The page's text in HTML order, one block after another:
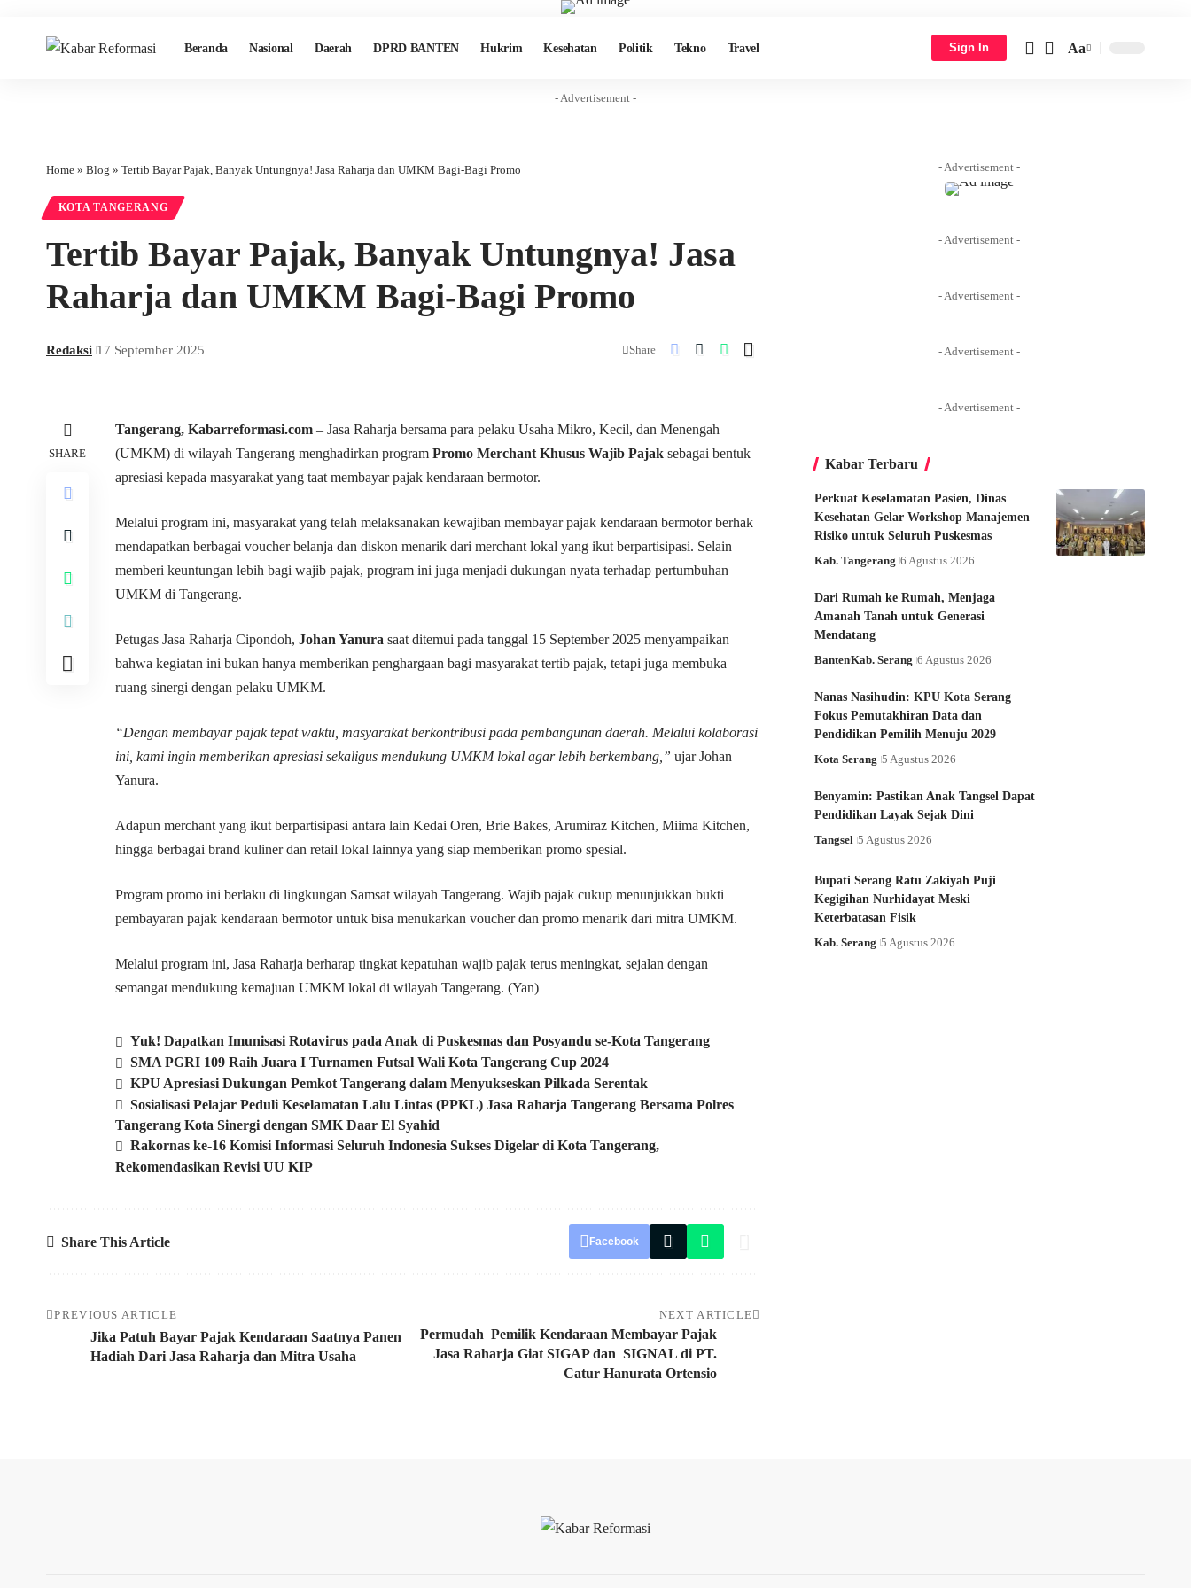
Beranda Nasional Daerah DPRD BANTEN Hukrim Kesehatan Politik Tekno Travel Sign In Aa
- Advertisement -
Home » Blog » Tertib Bayar Pajak, Banyak Untungnya! Jasa Raharja dan UMKM Bagi-Bagi Promo
KOTA TANGERANG
Tertib Bayar Pajak, Banyak Untungnya! Jasa
Raharja dan UMKM Bagi-Bagi Promo
Redaksi 17 September 2025 Share
SHARE
Tangerang, Kabarreformasi.com – Jasa Raharja bersama para pelaku Usaha Mikro, Kecil, dan Menengah
(UMKM) di wilayah Tangerang menghadirkan program Promo Merchant Khusus Wajib Pajak sebagai bentuk
apresiasi kepada masyarakat yang taat membayar pajak kendaraan bermotor.
Melalui program ini, masyarakat yang telah melaksanakan kewajiban membayar pajak kendaraan bermotor berhak
mendapatkan berbagai voucher belanja dan diskon menarik dari merchant lokal yang ikut berpartisipasi. Selain
memberi keuntungan lebih bagi wajib pajak, program ini juga menjadi dukungan nyata terhadap pertumbuhan
UMKM di Tangerang.
Petugas Jasa Raharja Cipondoh, Johan Yanura saat ditemui pada tanggal 15 September 2025 menyampaikan
bahwa kegiatan ini bukan hanya memberikan penghargaan bagi masyarakat tertib pajak, tetapi juga membuka
ruang sinergi dengan pelaku UMKM.
“Dengan membayar pajak tepat waktu, masyarakat berkontribusi pada pembangunan daerah. Melalui kolaborasi
ini, kami ingin memberikan apresiasi sekaligus mendukung UMKM lokal agar lebih berkembang,” ujar Johan
Yanura.
Adapun merchant yang ikut berpartisipasi antara lain Kedai Oren, Brie Bakes, Arumiraz Kitchen, Miima Kitchen,
hingga berbagai brand kuliner dan retail lokal lainnya yang siap memberikan promo spesial.
Program promo ini berlaku di lingkungan Samsat wilayah Tangerang. Wajib pajak cukup menunjukkan bukti
pembayaran pajak kendaraan bermotor untuk bisa menukarkan voucher dan promo menarik dari mitra UMKM.
Melalui program ini, Jasa Raharja berharap tingkat kepatuhan wajib pajak terus meningkat, sejalan dengan
semangat mendukung kemajuan UMKM lokal di wilayah Tangerang. (Yan)
Yuk! Dapatkan Imunisasi Rotavirus pada Anak di Puskesmas dan Posyandu se-Kota Tangerang
SMA PGRI 109 Raih Juara I Turnamen Futsal Wali Kota Tangerang Cup 2024
KPU Apresiasi Dukungan Pemkot Tangerang dalam Menyukseskan Pilkada Serentak
Sosialisasi Pelajar Peduli Keselamatan Lalu Lintas (PPKL) Jasa Raharja Tangerang Bersama Polres
Tangerang Kota Sinergi dengan SMK Daar El Syahid
Rakornas ke-16 Komisi Informasi Seluruh Indonesia Sukses Digelar di Kota Tangerang,
Rekomendasikan Revisi UU KIP
Share This Article Facebook
PREVIOUS ARTICLE
Jika Patuh Bayar Pajak Kendaraan Saatnya Panen
Hadiah Dari Jasa Raharja dan Mitra Usaha
NEXT ARTICLE
Permudah Pemilik Kendaraan Membayar Pajak
Jasa Raharja Giat SIGAP dan SIGNAL di PT.
Catur Hanurata Ortensio
- Advertisement -
- Advertisement -
- Advertisement -
- Advertisement -
- Advertisement -
Kabar Terbaru
Perkuat Keselamatan Pasien, Dinas
Kesehatan Gelar Workshop Manajemen
Risiko untuk Seluruh Puskesmas
Kab. Tangerang 6 Agustus 2026
Dari Rumah ke Rumah, Menjaga
Amanah Tanah untuk Generasi
Mendatang
BantenKab. Serang 6 Agustus 2026
Nanas Nasihudin: KPU Kota Serang
Fokus Pemutakhiran Data dan
Pendidikan Pemilih Menuju 2029
Kota Serang 5 Agustus 2026
Benyamin: Pastikan Anak Tangsel Dapat
Pendidikan Layak Sejak Dini
Tangsel 5 Agustus 2026
Bupati Serang Ratu Zakiyah Puji
Kegigihan Nurhidayat Meski
Keterbatasan Fisik
Kab. Serang 5 Agustus 2026